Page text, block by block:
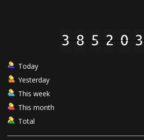
Today
Yesterday
This week
This month
Total